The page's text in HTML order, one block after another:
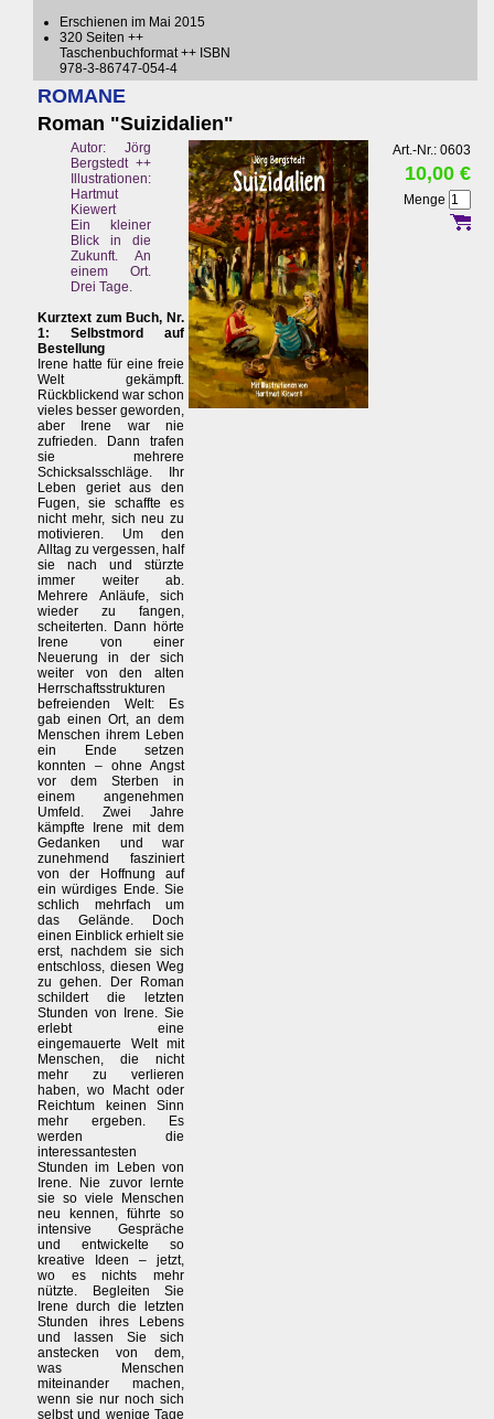
Erschienen im Mai 2015
320 Seiten ++
Taschenbuchformat ++ ISBN
978-3-86747-054-4
ROMANE
Roman "Suizidalien"
Autor: Jörg
Bergstedt ++
Illustrationen:
Hartmut
Kiewert
Ein kleiner
Blick in die
Zukunft. An
einem Ort.
Drei Tage.
Kurztext zum Buch, Nr.
1: Selbstmord auf
Bestellung
Irene hatte für eine freie
Welt gekämpft.
Rückblickend war schon
vieles besser geworden,
aber Irene war nie
zufrieden. Dann trafen
sie mehrere
Schicksalsschläge. Ihr
Leben geriet aus den
Fugen, sie schaffte es
nicht mehr, sich neu zu
motivieren. Um den
Alltag zu vergessen, half
sie nach und stürzte
immer weiter ab.
Mehrere Anläufe, sich
wieder zu fangen,
scheiterten. Dann hörte
Irene von einer
Neuerung in der sich
weiter von den alten
Herrschaftsstrukturen
befreienden Welt: Es
gab einen Ort, an dem
Menschen ihrem Leben
ein Ende setzen
konnten – ohne Angst
vor dem Sterben in
einem angenehmen
Umfeld. Zwei Jahre
kämpfte Irene mit dem
Gedanken und war
zunehmend fasziniert
von der Hoffnung auf
ein würdiges Ende. Sie
schlich mehrfach um
das Gelände. Doch
einen Einblick erhielt sie
erst, nachdem sie sich
entschloss, diesen Weg
zu gehen. Der Roman
schildert die letzten
Stunden von Irene. Sie
erlebt eine
eingemauerte Welt mit
Menschen, die nicht
mehr zu verlieren
haben, wo Macht oder
Reichtum keinen Sinn
mehr ergeben. Es
werden die
interessantesten
Stunden im Leben von
Irene. Nie zuvor lernte
sie so viele Menschen
neu kennen, führte so
intensive Gespräche
und entwickelte so
kreative Ideen – jetzt,
wo es nichts mehr
nützte. Begleiten Sie
Irene durch die letzten
Stunden ihres Lebens
und lassen Sie sich
anstecken von dem,
was Menschen
miteinander machen,
wenn sie nur noch sich
selbst und wenige Tage
Art.-Nr.: 0603
10,00 €
Menge